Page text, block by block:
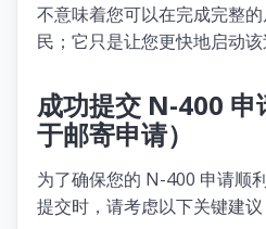
不意味着您可以在完成完整
民；它只是让您更快地启动该
成功提交 N-400 申
于邮寄申请）
为了确保您的 N-400 申请顺
提交时，请考虑以下关键建议